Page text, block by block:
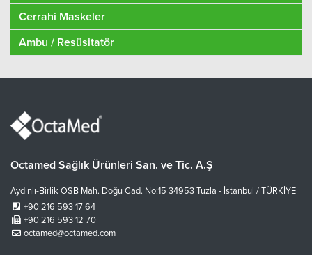
Cerrahi Maskeler
Ambu / Resüsitatör
Octamed Sağlık Ürünleri San. ve Tic. A.Ş
Aydınlı-Birlik OSB Mah. Doğu Cad. No:15 34953 Tuzla - İstanbul / TÜRKİYE
+90 216 593 17 64
+90 216 593 12 70
octamed@octamed.com